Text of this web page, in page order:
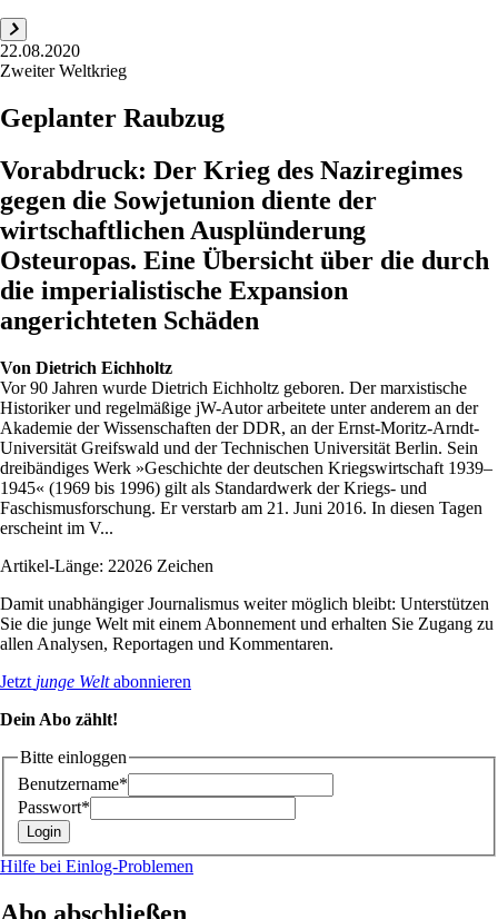
22.08.2020
Zweiter Weltkrieg
Geplanter Raubzug
Vorabdruck: Der Krieg des Naziregimes
gegen die Sowjetunion diente der
wirtschaftlichen Ausplünderung
Osteuropas. Eine Übersicht über die durch
die imperialistische Expansion
angerichteten Schäden
Von Dietrich Eichholtz
Vor 90 Jahren wurde Dietrich Eichholtz geboren. Der marxistische
Historiker und regelmäßige jW-Autor arbeitete unter anderem an der
Akademie der Wissenschaften der DDR, an der Ernst-Moritz-Arndt-
Universität Greifswald und der Technischen Universität Berlin. Sein
dreibändiges Werk »Geschichte der deutschen Kriegswirtschaft 1939–
1945« (1969 bis 1996) gilt als Standardwerk der Kriegs- und
Faschismusforschung. Er verstarb am 21. Juni 2016. In diesen Tagen
erscheint im V...
Artikel-Länge: 22026 Zeichen
Damit unabhängiger Journalismus weiter möglich bleibt: Unterstützen
Sie die junge Welt mit einem Abonnement und erhalten Sie Zugang zu
allen Analysen, Reportagen und Kommentaren.
Jetzt junge Weltabonnieren
Dein Abo zählt!
Bitte einloggen
Benutzername*
Passwort*
Hilfe bei Einlog-Problemen